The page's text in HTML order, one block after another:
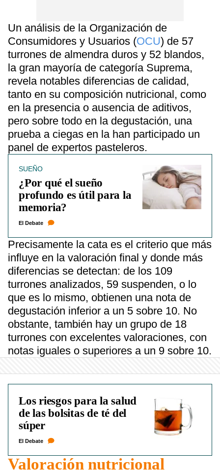
Un análisis de la Organización de
Consumidores y Usuarios (OCU) de 57
turrones de almendra duros y 52 blandos,
la gran mayoría de categoría Suprema,
revela notables diferencias de calidad,
tanto en su composición nutricional, como
en la presencia o ausencia de aditivos,
pero sobre todo en la degustación, una
prueba a ciegas en la han participado un
panel de expertos pasteleros.
SUEÑO
¿Por qué el sueño
profundo es útil para la
memoria?
El Debate
Precisamente la cata es el criterio que más
influye en la valoración final y donde más
diferencias se detectan: de los 109
turrones analizados, 59 suspenden, o lo
que es lo mismo, obtienen una nota de
degustación inferior a un 5 sobre 10. No
obstante, también hay un grupo de 18
turrones con excelentes valoraciones, con
notas iguales o superiores a un 9 sobre 10.
Los riesgos para la salud
de las bolsitas de té del
súper
El Debate
Valoración nutricional